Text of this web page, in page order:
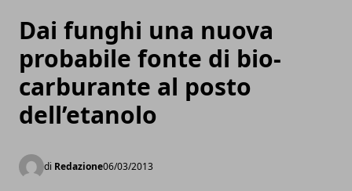
Dai funghi una nuova
probabile fonte di bio-
carburante al posto
dell’etanolo
di Redazione06/03/2013